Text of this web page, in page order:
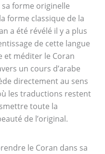
forme originelle
forme classique de la
a été révélé il y a plus
de cette langue
et méditer le Coran
un cours d’arabe
directement au sens
les traductions restent
toute la
de l’original.
le Coran dans sa